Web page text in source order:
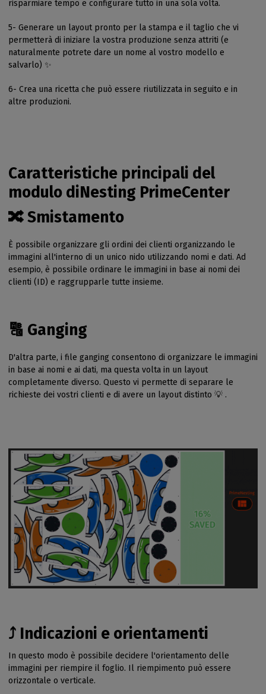
risparmiare tempo e configurare tutto in una sola volta.
5- Generare un layout pronto per la stampa e il taglio che vi
permetterà di iniziare la vostra produzione senza attriti (e
naturalmente potrete dare un nome al vostro modello e
salvarlo) ✨
6- Crea una ricetta che può essere riutilizzata in seguito e in
altre produzioni.
Caratteristiche principali del
modulo diNesting PrimeCenter
🔀 Smistamento
È possibile organizzare gli ordini dei clienti organizzando le
immagini all'interno di un unico nido utilizzando nomi e dati. Ad
esempio, è possibile ordinare le immagini in base ai nomi dei
clienti (ID) e raggrupparle tutte insieme.
🔠 Ganging
D'altra parte, i file ganging consentono di organizzare le immagini
in base ai nomi e ai dati, ma questa volta in un layout
completamente diverso. Questo vi permette di separare le
richieste dei vostri clienti e di avere un layout distinto 💡 .
⤴️ Indicazioni e orientamenti
In questo modo è possibile decidere l'orientamento delle
immagini per riempire il foglio. Il riempimento può essere
orizzontale o verticale.